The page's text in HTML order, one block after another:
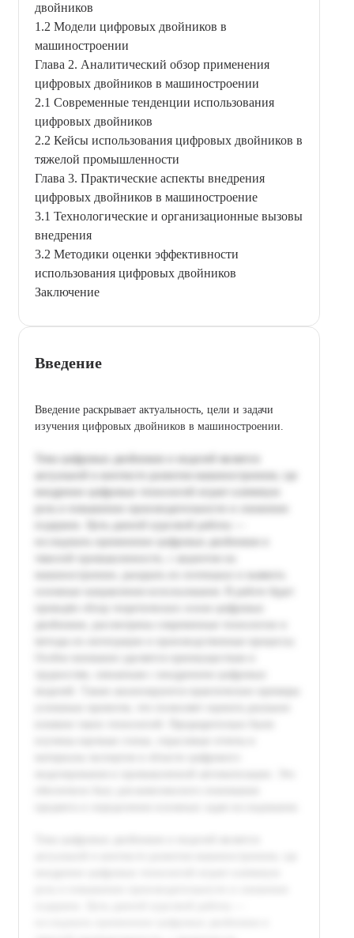
двойников
1.2 Модели цифровых двойников в
машиностроении
Глава 2. Аналитический обзор применения
цифровых двойников в машиностроении
2.1 Современные тенденции использования
цифровых двойников
2.2 Кейсы использования цифровых двойников в
тяжелой промышленности
Глава 3. Практические аспекты внедрения
цифровых двойников в машиностроение
3.1 Технологические и организационные вызовы
внедрения
3.2 Методики оценки эффективности
использования цифровых двойников
Заключение
Введение
Введение раскрывает актуальность, цели и задачи
изучения цифровых двойников в машиностроении.